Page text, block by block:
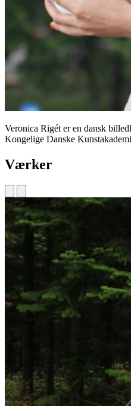
Veronica Rigét er en dansk
Kongelige Danske
Værker